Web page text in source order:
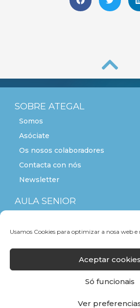
Usamos Cookies para optimizar a nosa web e
Aceptar cookies
Só funcionais
Ver
SOBRE ATEGAL
Somos
Asóciate
Os nosos colaboradores
Contacta con nós
Newsletter
AULA SENIOR
F T L Y I